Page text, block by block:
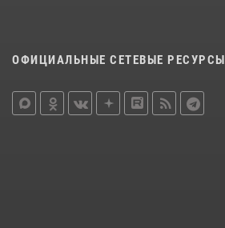
ОФИЦИАЛЬНЫЕ СЕТЕВЫЕ РЕСУРСЫ